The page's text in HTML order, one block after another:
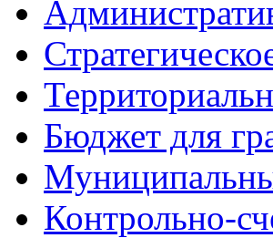
Бюджет для
Контрольно-